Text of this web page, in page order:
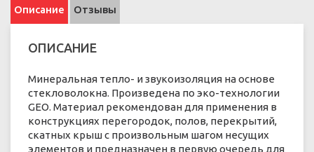
Описание Отзывы
ОПИСАНИЕ
Минеральная тепло- и звукоизоляция на основе
стекловолокна. Произведена по эко-технологии
GEO. Материал рекомендован для применения в
конструкциях перегородок, полов, перекрытий,
скатных крыш с произвольным шагом несущих
элементов и предназначен в первую очередь для